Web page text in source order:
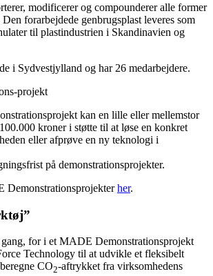
modificerer og compounderer alle former
forarbejdede genbrugsplast leveres som
til plastindustrien i Skandinavien og
i Sydvestjylland og har 26 medarbejdere.
projekt
kan en lille eller mellemstor
kroner i støtte til at løse en konkret
eller afprøve en ny teknologi i
på demonstrationsprojekter.
Demonstrationsprojekterher.
for i et MADE Demonstrationsprojekt
Technology til at udvikle et fleksibelt
CO2-aftrykket fra virksomhedens